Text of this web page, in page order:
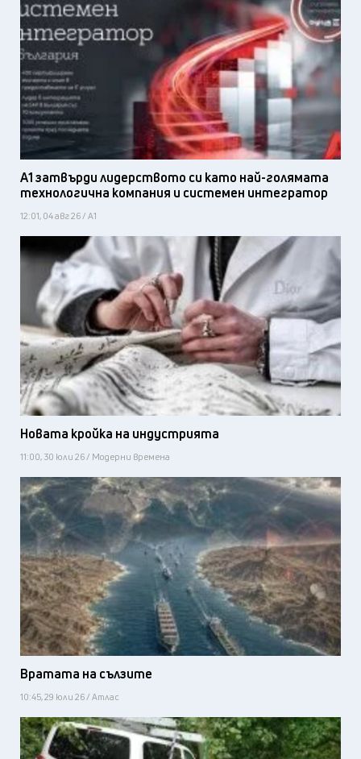
А1 затвърди лидерството си като най-голямата
технологична компания и системен интегратор
12:01, 04 авг 26 / А1
Новата кройка на индустрията
11:00, 30 юли 26 / Модерни времена
Вратата на сълзите
10:45, 29 юли 26 / Атлас